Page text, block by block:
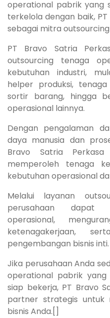
operational pabrik yang
terkelola dengan baik,
sebagai mitra
PT Bravo Satria
outsourcing tenaga
kebutuhan industri,
helper produksi,
sortir barang, hingga
operasional lainnya.
Dengan pengalaman
daya manusia dan
Bravo Satria Perkasa
memperoleh tenaga
kebutuhan operasional
Melalui layanan
perusahaan dapat
operasional,
ketenagakerjaan,
pengembangan bisnis inti.
Jika perusahaan Anda
operational pabrik
siap bekerja, PT Bravo
partner strategis untuk
bisnis Anda.[]